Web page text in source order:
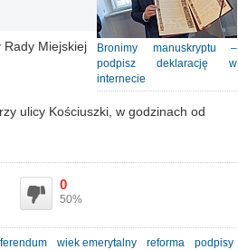
Bronimy manuskryptu –
podpisz deklarację w
internecie
Rady Miejskiej
ulicy Kościuszki, w godzinach od
0
50%
wiek emerytalny reforma podpisy